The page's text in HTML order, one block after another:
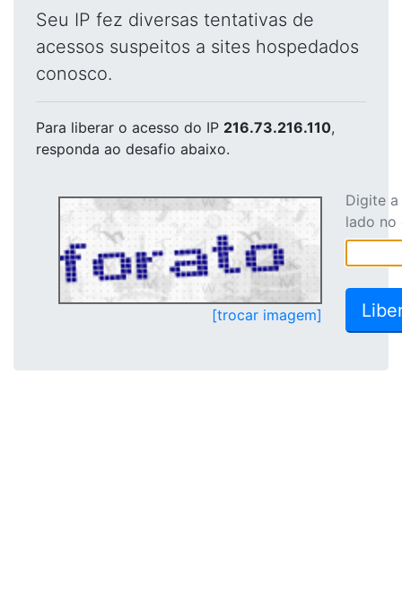
Seu IP fez diversas tentativas de
acessos suspeitos a sites hospedados
conosco.
Para liberar o acesso do IP 216.73.216.110,
responda ao desafio abaixo.
[trocar imagem]
Digite
lado no